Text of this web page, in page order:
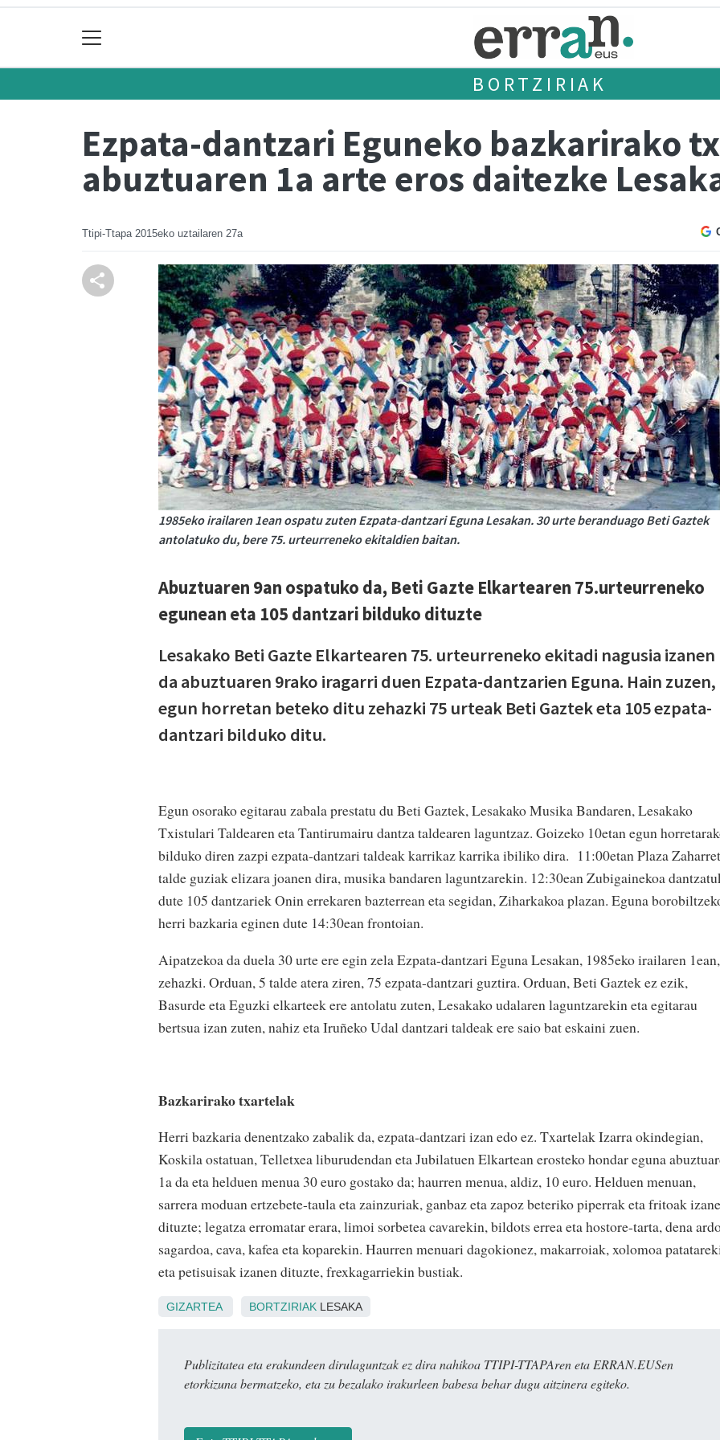
BORTZIRIAK
Ezpata-dantzari Eguneko bazkarirako
abuztuaren 1a arte eros daitezke
Ttipi-Ttapa 2015eko uztailaren 27a
1985eko irailaren 1ean ospatu zuten Ezpata-dantzari Eguna Lesakan. 30 urte beranduago Beti Gaztek
antolatuko du, bere 75. urteurreneko ekitaldien baitan.
Abuztuaren 9an ospatuko da, Beti Gazte Elkartearen 75.urteurreneko
egunean eta 105 dantzari bilduko dituzte
Lesakako Beti Gazte Elkartearen 75. urteurreneko ekitadi nagusia izanen
da abuztuaren 9rako iragarri duen Ezpata-dantzarien Eguna. Hain zuzen,
egun horretan beteko ditu zehazki 75 urteak Beti Gaztek eta 105 ezpata-
dantzari bilduko ditu.
Egun osorako egitarau zabala prestatu du Beti Gaztek, Lesakako Musika Bandaren, Lesakako
Txistulari Taldearen eta Tantirumairu dantza taldearen laguntzaz. Goizeko 10etan egun
bilduko diren zazpi ezpata-dantzari taldeak karrikaz karrika ibiliko dira. 11:00etan Plaza
talde guziak elizara joanen dira, musika bandaren laguntzarekin. 12:30ean Zubigainekoa
dute 105 dantzariek Onin errekaren bazterrean eta segidan, Ziharkakoa plazan. Eguna
herri bazkaria eginen dute 14:30ean frontoian.
Aipatzekoa da duela 30 urte ere egin zela Ezpata-dantzari Eguna Lesakan, 1985eko irailaren 1ean,
zehazki. Orduan, 5 talde atera ziren, 75 ezpata-dantzari guztira. Orduan, Beti Gaztek ez ezik,
Basurde eta Eguzki elkarteek ere antolatu zuten, Lesakako udalaren laguntzarekin eta egitarau
bertsua izan zuten, nahiz eta Iruñeko Udal dantzari taldeak ere saio bat eskaini zuen.
Bazkarirako txartelak
Herri bazkaria denentzako zabalik da, ezpata-dantzari izan edo ez. Txartelak Izarra okindegian,
Koskila ostatuan, Telletxea liburudendan eta Jubilatuen Elkartean erosteko hondar eguna
1a da eta helduen menua 30 euro gostako da; haurren menua, aldiz, 10 euro. Helduen menuan,
sarrera moduan ertzebete-taula eta zainzuriak, ganbaz eta zapoz beteriko piperrak eta fritoak
dituzte; legatza erromatar erara, limoi sorbetea cavarekin, bildots errea eta hostore-tarta, dena
sagardoa, cava, kafea eta koparekin. Haurren menuari dagokionez, makarroiak, xolomoa
eta petisuisak izanen dituzte, frexkagarriekin bustiak.
GIZARTEA BORTZIRIAK LESAKA
Publizitatea eta erakundeen dirulaguntzak ez dira nahikoa TTIPI-TTAPAren eta ERRAN.EUSen
etorkizuna bermatzeko, eta zu bezalako irakurleen babesa behar dugu aitzinera egiteko.